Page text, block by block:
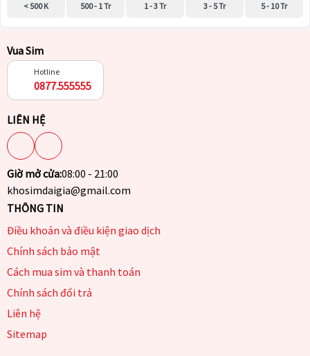
< 500 K 500 - 1 Tr 1 - 3 Tr 3 - 5 Tr 5 - 10 Tr
Vua Sim
Hotline
0877.555555
LIÊN HỆ
Giờ mở cửa:08:00 - 21:00
khosimdaigia@gmail.com
THÔNG TIN
Điều khoản và điều kiện giao dịch
Chính sách bảo mật
Cách mua sim và thanh toán
Chính sách đổi trả
Liên hệ
Sitemap